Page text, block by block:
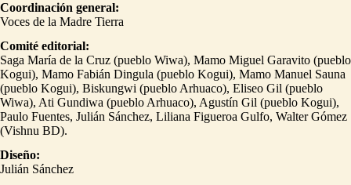
Coordinación general:
Voces de la Madre Tierra
Comité editorial:
Saga María de la Cruz (pueblo Wiwa), Mamo Miguel Garavito (pueblo
Kogui), Mamo Fabián Dingula (pueblo Kogui), Mamo Manuel Sauna
(pueblo Kogui), Biskungwi (pueblo Arhuaco), Eliseo Gil (pueblo
Wiwa), Ati Gundiwa (pueblo Arhuaco), Agustín Gil (pueblo Kogui),
Paulo Fuentes, Julián Sánchez, Liliana Figueroa Gulfo, Walter Gómez
(Vishnu BD).
Diseño:
Julián Sánchez